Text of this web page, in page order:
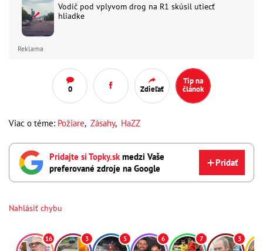
Vodič pod vplyvom drog na R1 skúsil utiecť
hliadke
Reklama
0 Zdieľať
Tip na
článok
Viac o téme: Požiare, Zásahy, HaZZ
Pridajte si Topky.sk medzi Vaše
preferované zdroje na Google
Pridať
Nahlásiť chybu
16 3 5 6 7 3